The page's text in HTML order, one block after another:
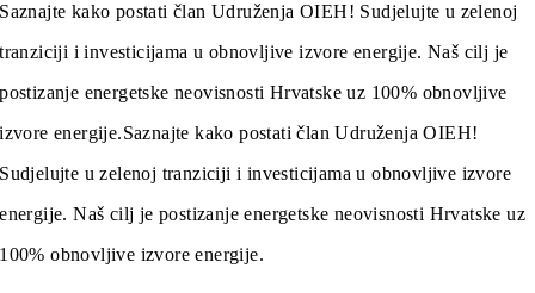
Saznajte kako postati član Udruženja OIEH! Sudjelujte u zelenoj
tranziciji i investicijama u obnovljive izvore energije. Naš cilj je
postizanje energetske neovisnosti Hrvatske uz 100% obnovljive
izvore energije.Saznajte kako postati član Udruženja OIEH!
Sudjelujte u zelenoj tranziciji i investicijama u obnovljive izvore
energije. Naš cilj je postizanje energetske neovisnosti Hrvatske uz
100% obnovljive izvore energije.